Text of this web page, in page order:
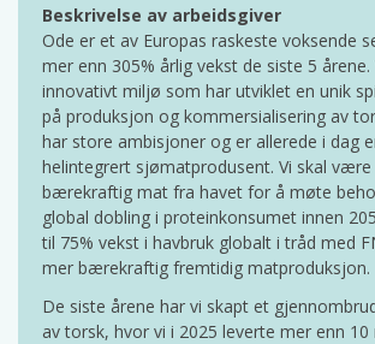
Beskrivelse av arbeidsgiver
Ode er et av Europas raskeste voksende
mer enn 305% årlig vekst de siste 5
innovativt miljø som har utviklet en unik
på produksjon og kommersialisering av
har store ambisjoner og er allerede i dag
helintegrert sjømatprodusent. Vi skal være
bærekraftig mat fra havet for å møte
global dobling i proteinkonsumet innen
til 75% vekst i havbruk globalt i tråd med
mer bærekraftig fremtidig matproduksjon.
De siste årene har vi skapt et
av torsk, hvor vi i 2025 leverte mer enn